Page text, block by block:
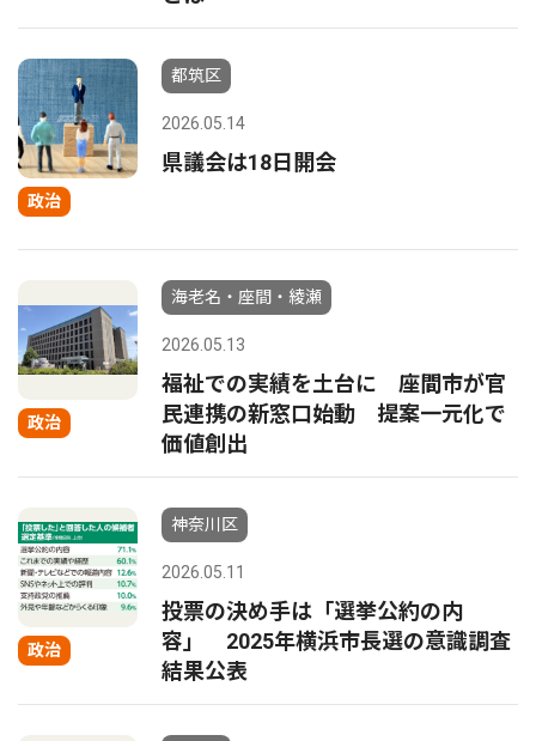
政治
都筑区
2026.05.14
県議会は18日開会
政治
海老名・座間・綾瀬
2026.05.13
福祉での実績を土台に 座間市が官
民連携の新窓口始動 提案一元化で
価値創出
政治
神奈川区
2026.05.11
投票の決め手は「選挙公約の内
容」 2025年横浜市長選の意識調査
結果公表